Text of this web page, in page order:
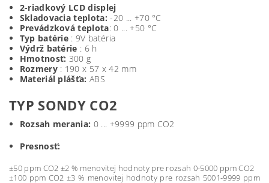
2-riadkový LCD displej
Skladovacia teplota: -20 ... +70 °C
Prevádzková teplota: 0 ... +50 °C
Typ batérie : 9V batéria
Výdrž batérie : 6 h
Hmotnosť: 300 g
Rozmery : 190 x 57 x 42 mm
Materiál plášťa:ABS
TYP SONDY CO2
Rozsah merania: 0 ... +9999 ppm CO2
Presnosť:
±50 ppm CO2 ±2 % menovitej hodnoty pre rozsah 0-5000 ppm CO2
±100 ppm CO2 ±3 % menovitej hodnoty pre rozsah 5001-9999 ppm